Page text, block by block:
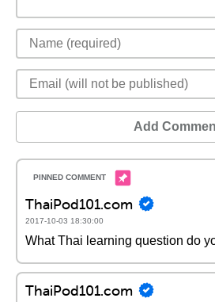
Add
ThaiPod101.com
2017-10-03 18:30:00
What Thai learning question do
ThaiPod101.com